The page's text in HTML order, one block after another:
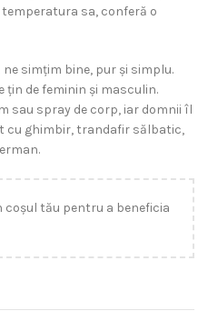
sa, conferă o
simțim bine, pur și simplu.
țin de feminin și masculin.
sau spray de corp, iar domnii îl
cu ghimbir, trandafir sălbatic,
coșul tău pentru a beneficia